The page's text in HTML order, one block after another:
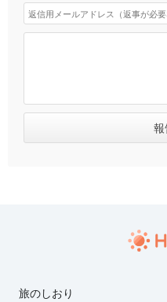
旅のしおり